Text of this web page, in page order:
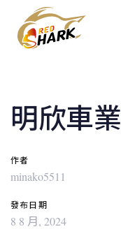
links
content
明欣車業
作者
minako5511
發布日期
8 8 月, 2024
navigation